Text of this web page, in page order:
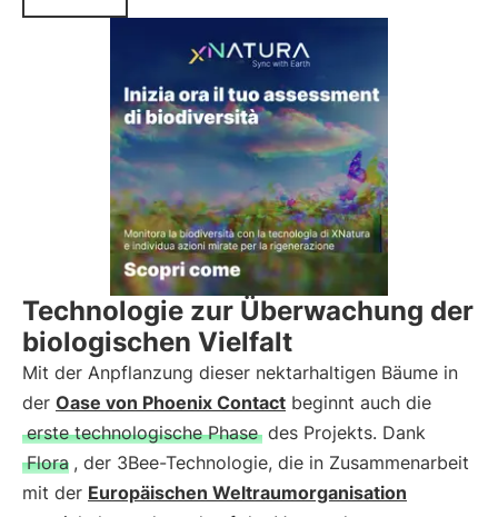
Technologie zur Überwachung der
biologischen Vielfalt
Mit der Anpflanzung dieser nektarhaltigen Bäume in
der Oase von Phoenix Contact beginnt auch die
erste technologische Phase des Projekts. Dank
Flora , der 3Bee-Technologie, die in Zusammenarbeit
mit der Europäischen Weltraumorganisation